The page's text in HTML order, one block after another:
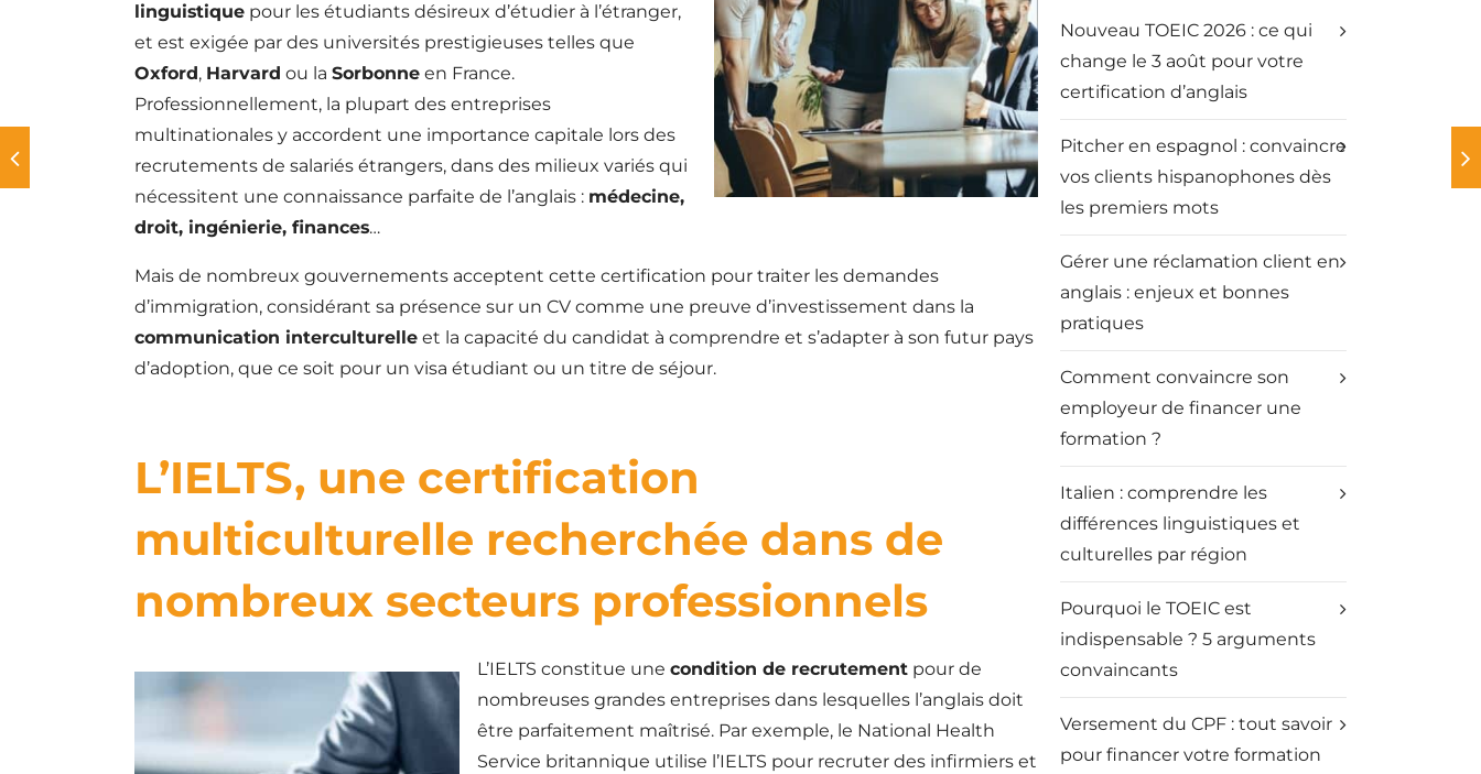
linguistique pour les étudiants désireux d’étudier à l’étranger,
et est exigée par des universités prestigieuses telles que
Oxford, Harvard ou la Sorbonne en France.
Professionnellement, la plupart des entreprises
multinationales y accordent une importance capitale lors des
recrutements de salariés étrangers, dans des milieux variés qui
nécessitent une connaissance parfaite de l’anglais : médecine,
droit, ingénierie, finances…
Mais de nombreux gouvernements acceptent cette certification pour traiter les demandes
d’immigration, considérant sa présence sur un CV comme une preuve d’investissement dans la
communication interculturelle et la capacité du candidat à comprendre et s’adapter à son futur pays
d’adoption, que ce soit pour un visa étudiant ou un titre de séjour.
L’IELTS, une certification
multiculturelle recherchée dans de
nombreux secteurs professionnels
L’IELTS constitue une condition de recrutement pour de
nombreuses grandes entreprises dans lesquelles l’anglais doit
être parfaitement maîtrisé. Par exemple, le National Health
Service britannique utilise l’IELTS pour recruter des infirmiers et
Nouveau TOEIC 2026 : ce qui
change le 3 août pour votre
certification d’anglais
Pitcher en espagnol : convaincre
vos clients hispanophones dès
les premiers mots
Gérer une réclamation client en
anglais : enjeux et bonnes
pratiques
Comment convaincre son
employeur de financer une
formation ?
Italien : comprendre les
différences linguistiques et
culturelles par région
Pourquoi le TOEIC est
indispensable ? 5 arguments
convaincants
Versement du CPF : tout savoir
pour financer votre formation